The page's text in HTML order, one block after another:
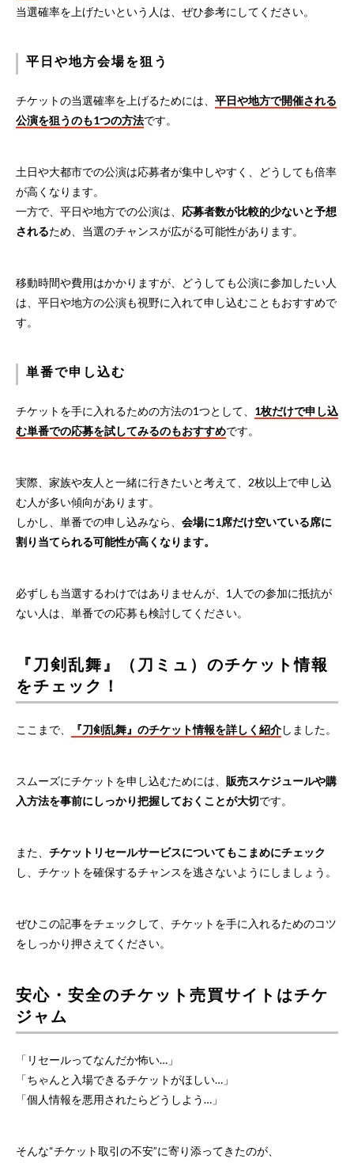
当選確率を上げたいという人は、ぜひ参考にしてください。
平日や地方会場を狙う
チケットの当選確率を上げるためには、 平日や地方で開催される
公演を狙うのも1つの方法です。
土日や大都市での公演は応募者が集中しやすく、どうしても倍率
が高くなります。
一方で、平日や地方での公演は、 応募者数が比較的少ないと予想
されるため、当選のチャンスが広がる可能性があります。
移動時間や費用はかかりますが、どうしても公演に参加したい人
は、平日や地方の公演も視野に入れて申し込むこともおすすめで
す。
単番で申し込む
チケットを手に入れるための方法の1つとして、 1枚だけで申し込
む単番での応募を試してみるのもおすすめです。
実際、家族や友人と一緒に行きたいと考えて、2枚以上で申し込
む人が多い傾向があります。
しかし、単番での申し込みなら、 会場に1席だけ空いている席に
割り当てられる可能性が高くなります。
必ずしも当選するわけではありませんが、1人での参加に抵抗が
ない人は、単番での応募も検討してください。
『刀剣乱舞』（刀ミュ）のチケット情報
をチェック！
ここまで、 『刀剣乱舞』のチケット情報を詳しく紹介しました。
スムーズにチケットを申し込むためには、 販売スケジュールや購
入方法を事前にしっかり把握しておくことが大切です。
また、 チケットリセールサービスについてもこまめにチェック
し、チケットを確保するチャンスを逃さないようにしましょう。
ぜひこの記事をチェックして、チケットを手に入れるためのコツ
をしっかり押さえてください。
安心・安全のチケット売買サイトはチケ
ジャム
「リセールってなんだか怖い…」
「ちゃんと入場できるチケットがほしい…」
「個人情報を悪用されたらどうしよう…」
そんな“チケット取引の不安”に寄り添ってきたのが、